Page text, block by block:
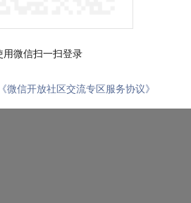
用微信扫一扫登录
《微信开放社区交流专区服务协议》